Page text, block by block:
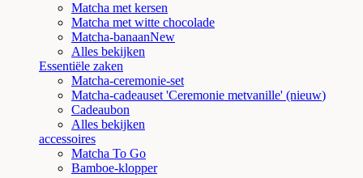
Matcha met kersen
Matcha met witte chocolade
Matcha-banaanNew
Alles bekijken
Essentiële zaken
Matcha-ceremonie-set
Matcha-cadeauset 'Ceremonie metvanille' (nieuw)
Cadeaubon
Alles bekijken
accessoires
Matcha To Go
Bamboe-klopper